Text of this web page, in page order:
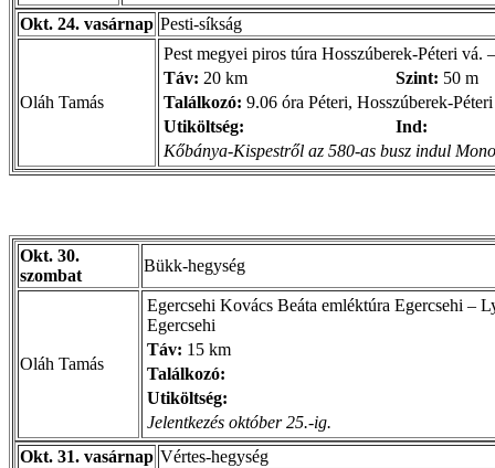
Okt. 24. vasárnap Pesti-síkság
Oláh Tamás
Pest megyei piros túra Hosszúberek-Péteri vá.
Táv: 20 km Szint: 50 m
Találkozó: 9.06 óra Péteri, Hosszúberek-
Utiköltség:
Ind:
Kőbánya-Kispestről az 580-as busz indul
Okt. 30.
szombat
Bükk-hegység
Oláh Tamás
Egercsehi Kovács Beáta emléktúra Egercsehi –
Egercsehi
Táv: 15 km
Találkozó:
Utiköltség:
Jelentkezés október 25.-ig.
Okt. 31. vasárnap Vértes-hegység